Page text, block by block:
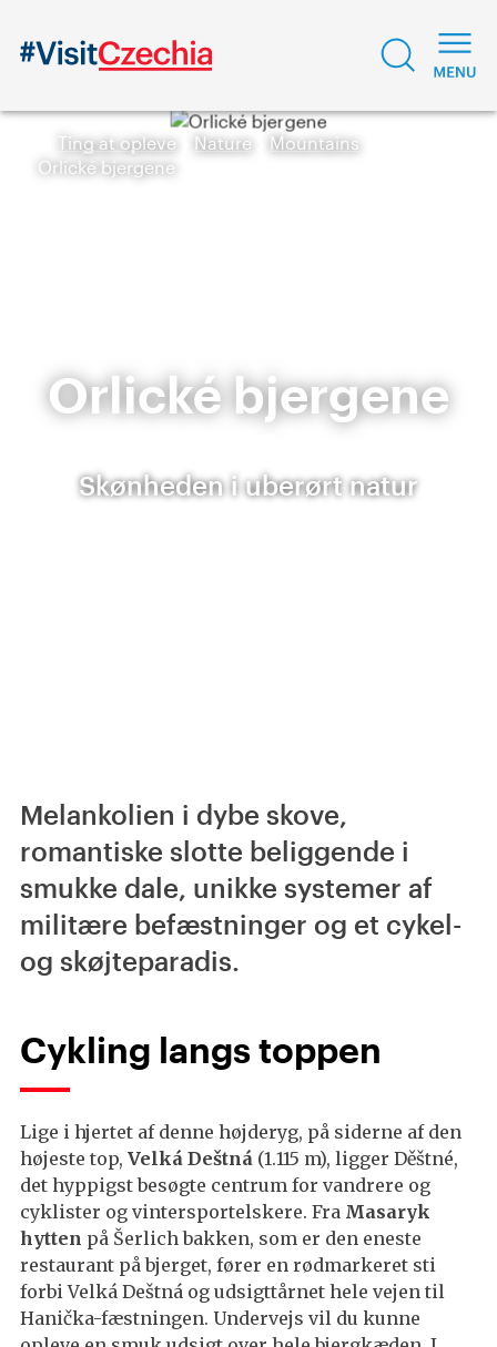
Ting at opleve Nature
Mountains
Orlické bjergene
Orlické bjergene
Skønheden i uberørt natur
Melankolien i dybe skove,
romantiske slotte beliggende i
smukke dale, unikke systemer af
militære befæstninger og et cykel-
og skøjteparadis.
Cykling langs toppen
Lige i hjertet af denne højderyg, på siderne af den
højeste top, Velká Deštná (1.115 m), ligger Děštné,
det hyppigst besøgte centrum for vandrere og
cyklister og vintersportelskere. Fra Masaryk
hytten på Šerlich bakken, som er den eneste
restaurant på bjerget, fører en rødmarkeret sti
forbi Velká Deštná og udsigttårnet hele vejen til
Hanička-fæstningen. Undervejs vil du kunne